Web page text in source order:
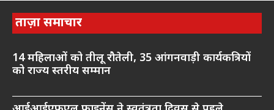
ताज़ा समाचार
14 महिलाओं को तीलू रौतेली, 35 आंगनवाड़ी कार्यकत्रियों
को राज्य स्तरीय सम्मान